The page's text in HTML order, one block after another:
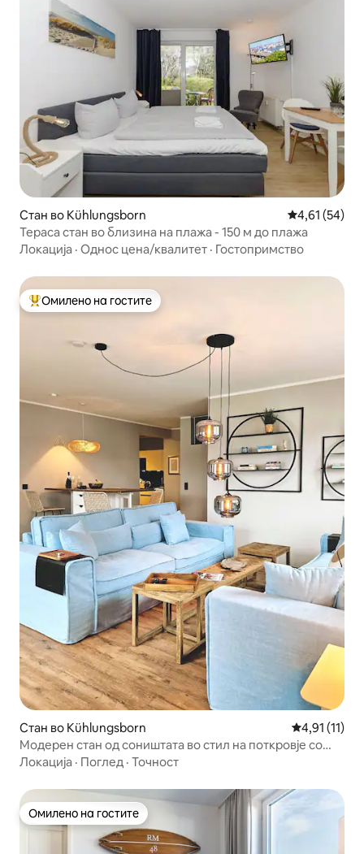
Стан во Kühlungsborn Просечна
4,61 (54)
Тераса стан во близина на плажа - 150 м до плажа
Локација · Однос цена/квалитет · Гостопримство
Меѓу најуспешните „Омилени на гостите“
Омилено на гостите
Стан во Kühlungsborn Просечна
4,91 (11)
Модерен стан од соништата во стил на поткровје со
поглед кон Балтичкото Море
Локација · Поглед · Точност
Омилено на гостите
Омилено на гостите